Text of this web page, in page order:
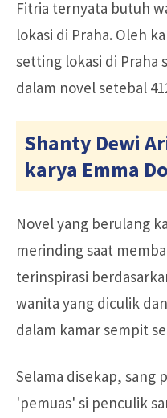
Fitria ternyata butuh
lokasi di Praha. Oleh
setting lokasi di Praha
dalam novel setebal
Shanty Dewi
karya Emma
Novel yang berulang
merinding saat
terinspirasi
wanita yang diculik
dalam kamar sempit
Selama disekap, sang
'pemuas' si penculik